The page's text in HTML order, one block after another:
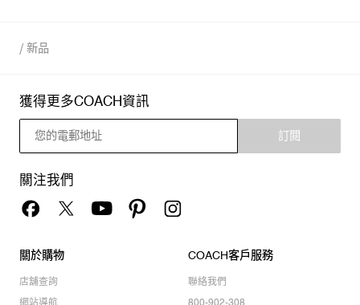
/ 新品
獲得更多COACH資訊
訂閱
關注我們
關於購物
店舖查詢
網站導航
COACH客戶服務
聯絡我們
800-902-308